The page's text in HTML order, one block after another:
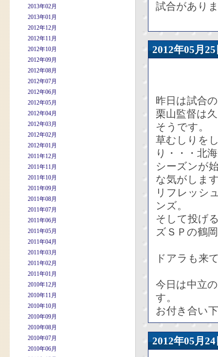
2013年02月
2013年01月
2012年12月
2012年11月
2012年10月
2012年09月
2012年08月
2012年07月
2012年06月
2012年05月
2012年04月
2012年03月
2012年02月
2012年01月
2011年12月
2011年11月
2011年10月
2011年09月
2011年08月
2011年07月
2011年06月
2011年05月
2011年04月
2011年03月
2011年02月
2011年01月
2010年12月
2010年11月
2010年10月
2010年09月
2010年08月
2010年07月
2010年06月
試合があり
2012年05
昨日は試合
栗山監督は
そうです。
草むしりを
り・・・北
シーズンが
な気がしま
リフレッシ
ンズ。
そして投げ
ズＳＰの鶴
ドアラも来
今日は中立
す。
お付き合い
2012年05